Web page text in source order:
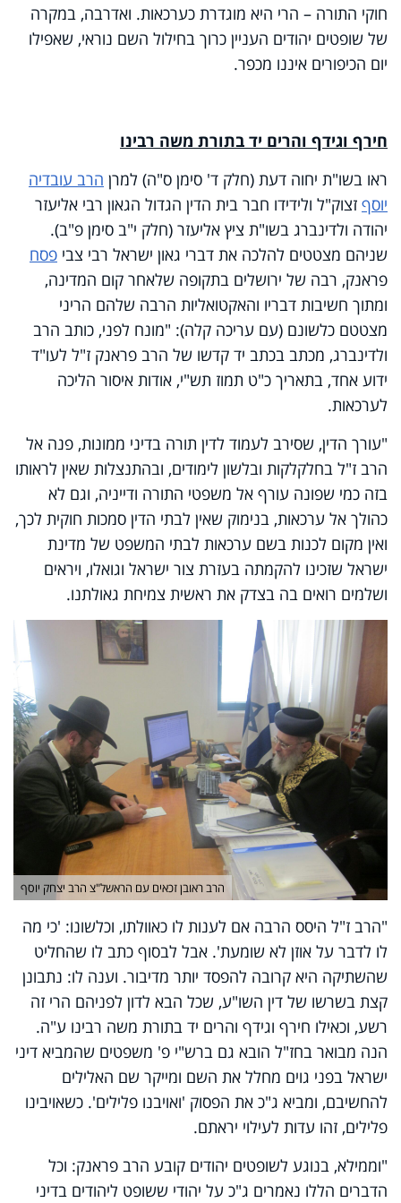
חוקי התורה – הרי היא מוגדרת כערכאות. ואדרבה, במקרה
של שופטים יהודים העניין כרוך בחילול השם נוראי, שאפילו
יום הכיפורים איננו מכפר.
חירף וגידף והרים יד בתורת משה רבינו
ראו בשו"ת יחוה דעת (חלק ד' סימן ס"ה) למרן הרב עובדיה
יוסף זצוק"ל ולידידו חבר בית הדין הגדול הגאון רבי אליעזר
יהודה ולדינברג בשו"ת ציץ אליעזר (חלק י"ב סימן פ"ב).
שניהם מצטטים להלכה את דברי גאון ישראל רבי צבי פסח
פראנק, רבה של ירושלים בתקופה שלאחר קום המדינה,
ומתוך חשיבות דבריו והאקטואליות הרבה שלהם הריני
מצטטם כלשונם (עם עריכה קלה): "מונח לפני, כותב הרב
ולדינברג, מכתב בכתב יד קדשו של הרב פראנק ז"ל לעו"ד
ידוע אחד, בתאריך כ"ט תמוז תש"י, אודות איסור הליכה
לערכאות.
"עורך הדין, שסירב לעמוד לדין תורה בדיני ממונות, פנה אל
הרב ז"ל בחלקלקות ובלשון לימודים, ובהתנצלות שאין לראותו
בזה כמי שפונה עורף אל משפטי התורה ודייניה, וגם לא
כהולך אל ערכאות, בנימוק שאין לבתי הדין סמכות חוקית לכך,
ואין מקום לכנות בשם ערכאות לבתי המשפט של מדינת
ישראל שזכינו להקמתה בעזרת צור ישראל וגואלו, ויראים
ושלמים רואים בה בצדק את ראשית צמיחת גאולתנו.
הרב ראובן זכאים עם הראשל"צ הרב יצחק יוסף
"הרב ז"ל היסס הרבה אם לענות לו כאוולתו, וכלשונו: 'כי מה
לו לדבר על אוזן לא שומעת'. אבל לבסוף כתב לו שהחליט
שהשתיקה היא קרובה להפסד יותר מדיבור. וענה לו: נתבונן
קצת בשרשו של דין השו"ע, שכל הבא לדון לפניהם הרי זה
רשע, וכאילו חירף וגידף והרים יד בתורת משה רבינו ע"ה.
הנה מבואר בחז"ל הובא גם ברש"י פ' משפטים שהמביא דיני
ישראל בפני גוים מחלל את השם ומייקר שם האלילים
להחשיבם, ומביא ג"כ את הפסוק 'ואויבנו פלילים'. כשאויבינו
פלילים, זהו עדות לעילוי יראתם.
"וממילא, בנוגע לשופטים יהודים קובע הרב פראנק: וכל
הדברים הללו נאמרים ג"כ על יהודי ששופט ליהודים בדיני